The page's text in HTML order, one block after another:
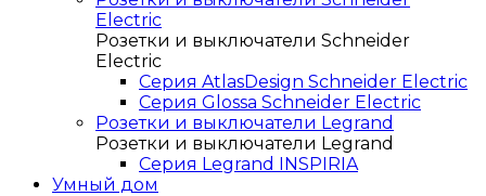
Electric
Розетки и выключатели Schneider
Electric
Серия AtlasDesign Schneider Electric
Серия Glossa Schneider Electric
Розетки и выключатели Legrand
Розетки и выключатели Legrand
Серия Legrand INSPIRIA
Умный дом